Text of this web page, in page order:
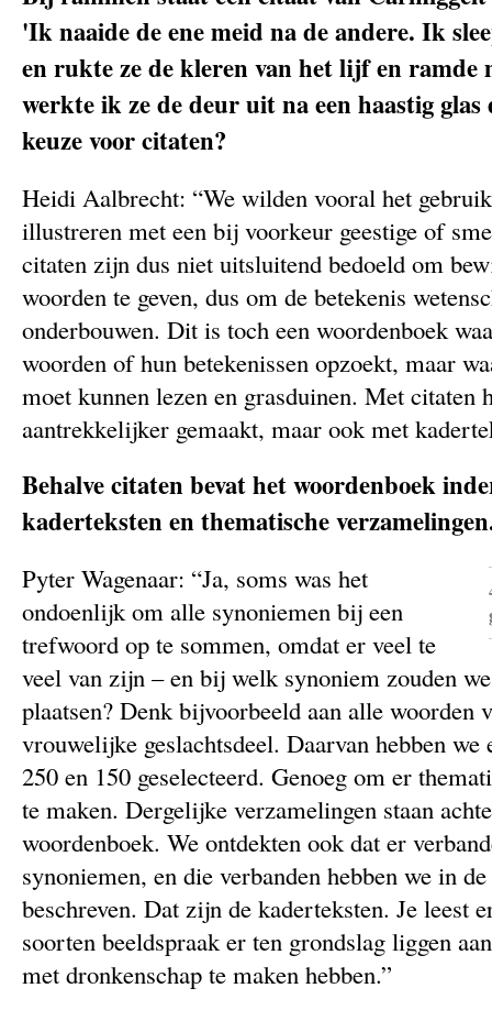
'Ik naaide de ene meid na de andere. Ik
en rukte ze de kleren van het lijf en ramde
werkte ik ze de deur uit na een haastig
keuze voor citaten?
Heidi Aalbrecht: “We wilden vooral het
illustreren met een bij voorkeur geestige of
citaten zijn dus niet uitsluitend bedoeld om
woorden te geven, dus om de betekenis
onderbouwen. Dit is toch een woordenboek
woorden of hun betekenissen opzoekt, maar
moet kunnen lezen en grasduinen. Met citaten
aantrekkelijker gemaakt, maar ook met
Behalve citaten bevat het woordenboek
kaderteksten en thematische
Pyter Wagenaar: “Ja, soms was het
ondoenlijk om alle synoniemen bij een
trefwoord op te sommen, omdat er veel te
veel van zijn – en bij welk synoniem zouden
plaatsen? Denk bijvoorbeeld aan alle woorden
vrouwelijke geslachtsdeel. Daarvan hebben we
250 en 150 geselecteerd. Genoeg om er
te maken. Dergelijke verzamelingen staan
woordenboek. We ontdekten ook dat er
synoniemen, en die verbanden hebben we in
beschreven. Dat zijn de kaderteksten. Je leest
soorten beeldspraak er ten grondslag liggen
met dronkenschap te maken hebben.”